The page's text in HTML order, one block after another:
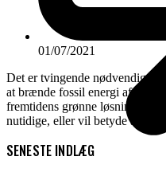
01/07/2021
Det er tvingende nødvendigt
at brænde fossil energi af
fremtidens grønne løsninger
nutidige, eller vil betyde
SENESTE INDLÆG